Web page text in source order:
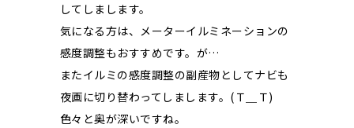
してしまします。
気になる方は、メーターイルミネーションの
感度調整もおすすめです。が…
またイルミの感度調整の副産物としてナビも
夜画に切り替わってしまします。(Ｔ＿Ｔ)
色々と奥が深いですね。